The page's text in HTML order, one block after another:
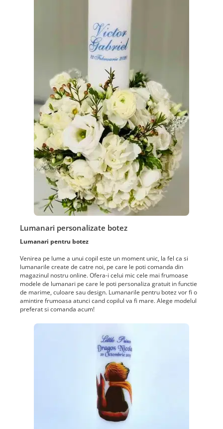
Lumanari personalizate botez
Lumanari pentru botez
Venirea pe lume a unui copil este un moment unic, la fel ca si
lumanarile create de catre noi, pe care le poti comanda din
magazinul nostru online. Ofera-i celui mic cele mai frumoase
modele de lumanari pe care le poti personaliza gratuit in functie
de marime, culoare sau design. Lumanarile pentru botez vor fi o
amintire frumoasa atunci cand copilul va fi mare. Alege modelul
preferat si comanda acum!